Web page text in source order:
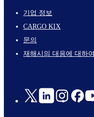
footer-
links-
en-
기업 정보
CARGO KIX
문의
재해시의 대응에 대하여
Social